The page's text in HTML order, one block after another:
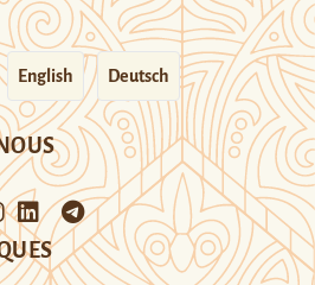
English Deutsch